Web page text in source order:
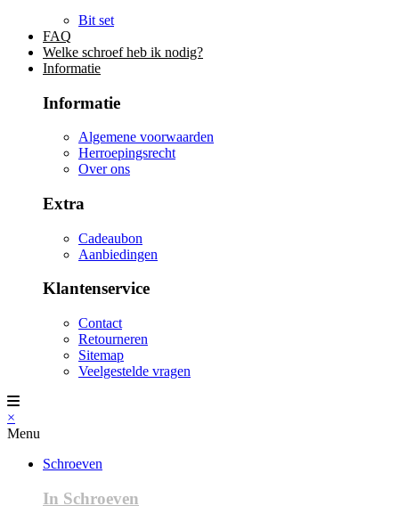
Bit set
FAQ
Welke schroef heb ik nodig?
Informatie
Informatie
Algemene voorwaarden
Herroepingsrecht
Over ons
Extra
Cadeaubon
Aanbiedingen
Klantenservice
Contact
Retourneren
Sitemap
Veelgestelde vragen
×
Menu
Schroeven
In Schroeven